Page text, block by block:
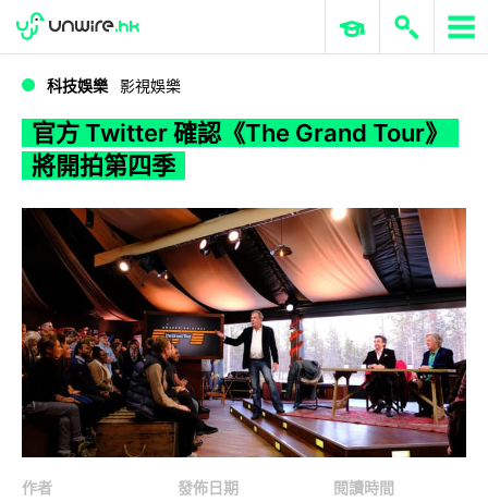
WWDC 2026 ERP 與商業 AI
科技娛樂 影視娛樂
官方 Twitter 確認《The Grand Tour》
將開拍第四季
作者
發佈日期
閱讀時間